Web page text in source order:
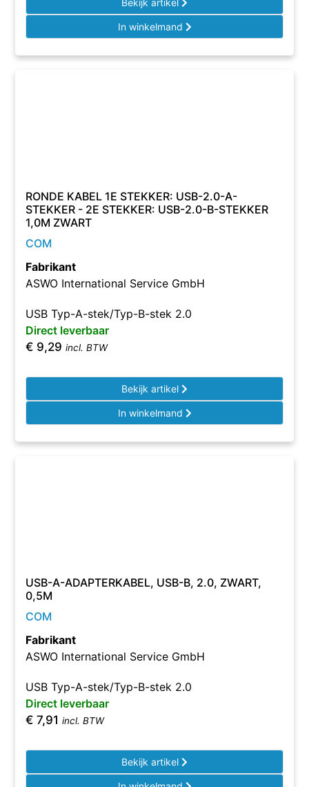
Bekijk artikel
In winkelmand
RONDE KABEL 1E STEKKER: USB-2.0-A-
STEKKER - 2E STEKKER: USB-2.0-B-STEKKER
1,0M ZWART
COM
Fabrikant
ASWO International Service GmbH
USB Typ-A-stek/Typ-B-stek 2.0
Direct leverbaar
€ 9,29 incl. BTW
Bekijk artikel
In winkelmand
USB-A-ADAPTERKABEL, USB-B, 2.0, ZWART,
0,5M
COM
Fabrikant
ASWO International Service GmbH
USB Typ-A-stek/Typ-B-stek 2.0
Direct leverbaar
€ 7,91 incl. BTW
Bekijk artikel